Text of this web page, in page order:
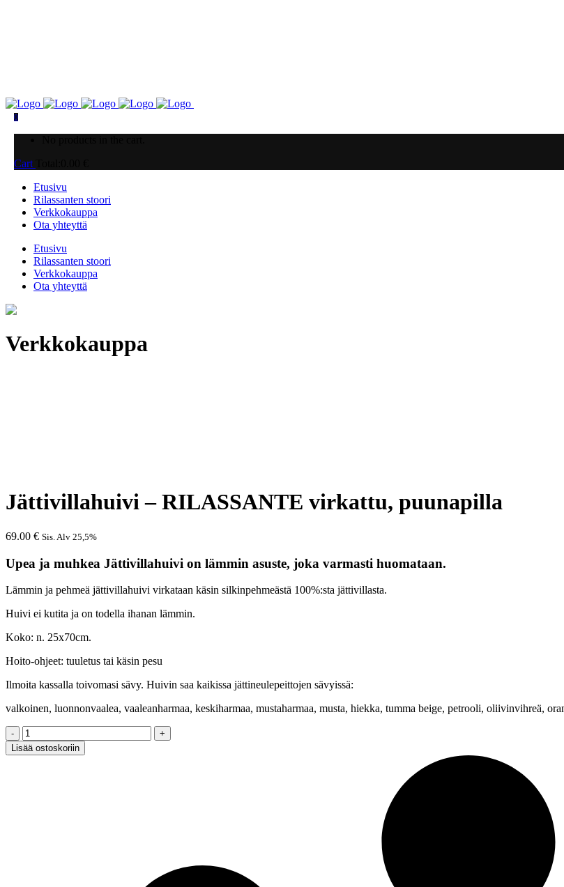
0
Cart
Etusivu
Rilassanten stoori
Verkkokauppa
Ota yhteyttä
Etusivu
Rilassanten stoori
Verkkokauppa
Ota yhteyttä
Verkkokauppa
Jättivillahuivi – RILASSANTE virkattu, puunapilla
69.00 € Sis. Alv 25,5%
Upea ja muhkea Jättivillahuivi on lämmin asuste, joka varmasti huomataan.
Lämmin ja pehmeä jättivillahuivi virkataan käsin silkinpehmeästä 100%:sta jättivillasta.
Huivi ei kutita ja on todella ihanan lämmin.
Koko: n. 25x70cm.
Hoito-ohjeet: tuuletus tai käsin pesu
Ilmoita kassalla toivomasi sävy. Huivin saa kaikissa jättineulepeittojen sävyissä:
valkoinen, luonnonvaalea, vaaleanharmaa, keskiharmaa, mustaharmaa, musta, hiekka, tumma beige, petrooli, oliivinvihreä,
Jättivillahuivi
-
RILASSANTE
Lisää ostoskoriin